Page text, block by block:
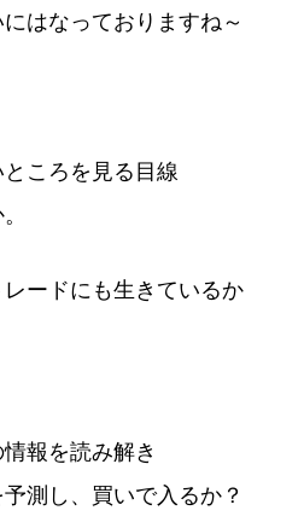
はなっておりますね～
ころを見る目線
ードにも生きているか
報を読み解き
測し、買いで入るか？